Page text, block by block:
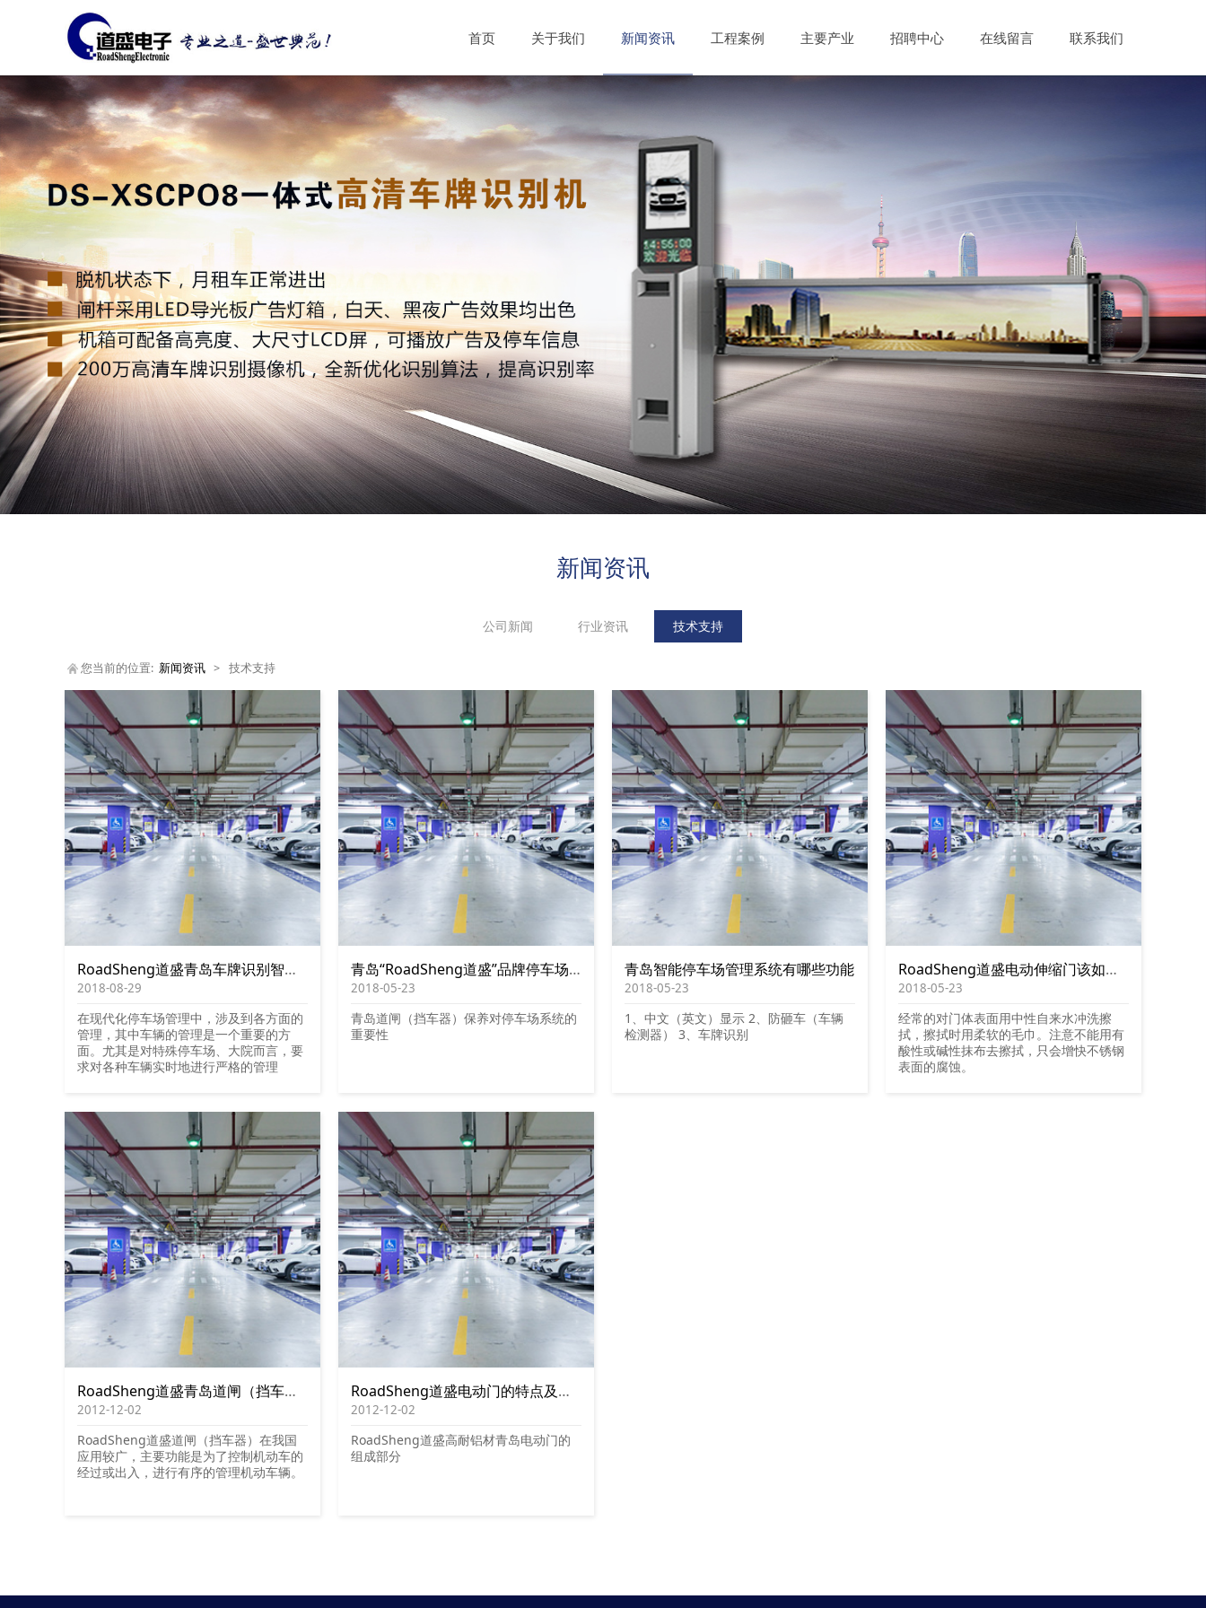
首页 关于我们 新闻资讯 工程案例 主要产业 招聘中心 在线留言 联系我们
新闻资讯
公司新闻 行业资讯 技术支持
您当前的位置: 新闻资讯 > 技术支持
RoadSheng道盛青岛车牌识别智能停车场系统的系统组成
2018-08-29
在现代化停车场管理中，涉及到各方面的
管理，其中车辆的管理是一个重要的方
面。尤其是对特殊停车场、大院而言，要
求对各种车辆实时地进行严格的管理
青岛“RoadSheng道盛”品牌停车场设备挡车器如何保养
2018-05-23
青岛道闸（挡车器）保养对停车场系统的
重要性
青岛智能停车场管理系统有哪些功能
2018-05-23
1、中文（英文）显示 2、防砸车（车辆
检测器） 3、车牌识别
RoadSheng道盛电动伸缩门该如何保养
2018-05-23
经常的对门体表面用中性自来水冲洗擦
拭，擦拭时用柔软的毛巾。注意不能用有
酸性或碱性抹布去擦拭，只会增快不锈钢
表面的腐蚀。
RoadSheng道盛青岛道闸（挡车器）的结构及其选用
2012-12-02
RoadSheng道盛道闸（挡车器）在我国
应用较广，主要功能是为了控制机动车的
经过或出入，进行有序的管理机动车辆。
RoadSheng道盛电动门的特点及其工作原理
2012-12-02
RoadSheng道盛高耐铝材青岛电动门的
组成部分